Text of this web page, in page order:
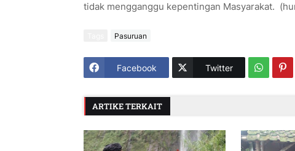
tidak mengganggu kepentingan Masyarakat.
Pasuruan
Facebook Twitter
ARTIKE TERKAIT